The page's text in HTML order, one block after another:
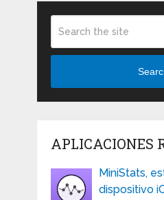
APLICACIONES
MiniStats,
dispositivo